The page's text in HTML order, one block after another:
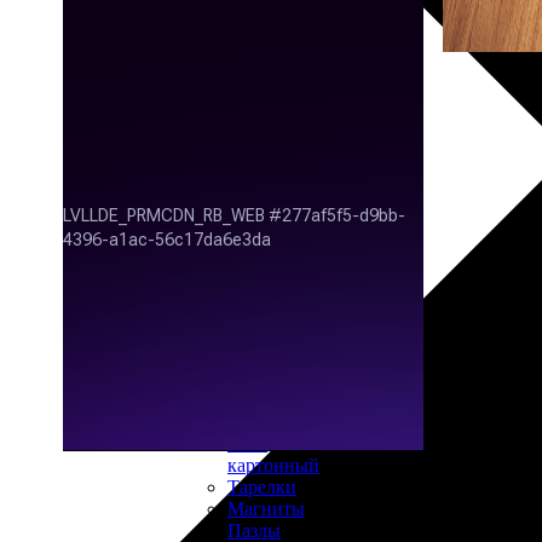
картины
ФотоПостеры
ФотоПодушки
картонный
Тарелки
Магниты
Пазлы